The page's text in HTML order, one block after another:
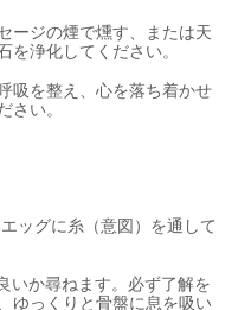
ージの煙で燻す、または天
を浄化してください。
吸を整え、心を落ち着かせ
さい。
ッグに糸（意図）を通して
いか尋ねます。必ず了解を
ゆっくりと骨盤に息を吸い